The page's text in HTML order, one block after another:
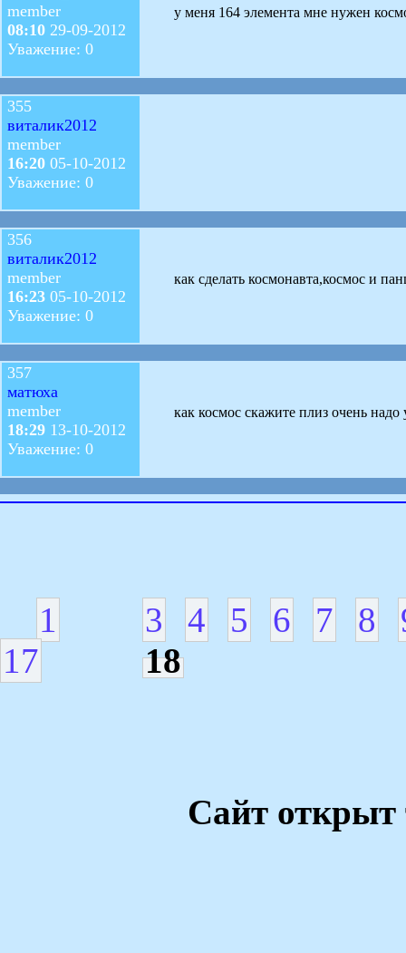
member
08:10 29-09-2012
Уважение: 0
у меня 164 элемента мне нужен
355
виталик2012
member
16:20 05-10-2012
Уважение: 0
356
виталик2012
member
16:23 05-10-2012
Уважение: 0
как сделать космонавта,космос и
357
матюха
member
18:29 13-10-2012
Уважение: 0
как космос скажите плиз очень надо
1 3 4 5 6 7 8
17
18
Сайт открыт